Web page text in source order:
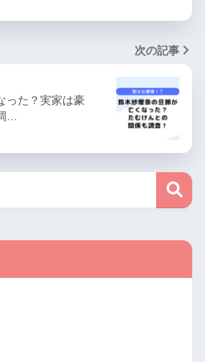
次の記事
った？実家は豪
…